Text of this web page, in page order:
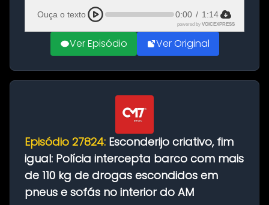
Amazonas. A colisão ocorreu n...
Ouça o texto 0:00 / 1:14
powered by VOICEXPRESS
Ver Episódio Ver Original
Episódio 27824: Esconderijo criativo, fim
igual: Polícia intercepta barco com mais
de 110 kg de drogas escondidos em
pneus e sofás no interior do AM